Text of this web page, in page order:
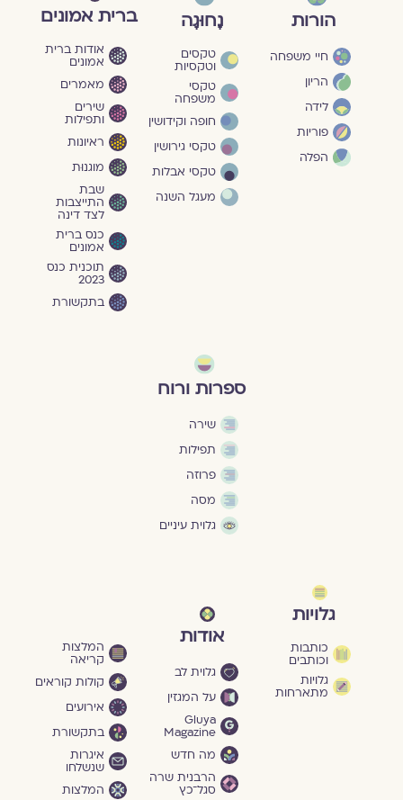
הורות
חיי משפחה
הריון
לידה
פוריות
הפלה
נָחוּגָה
טקסים
וטקסיות
טקסי
משפחה
חופה וקידושין
טקסי גירושין
טקסי אבלות
מעגל השנה
ברית אמונים
אודות ברית
אמונים
מאמרים
שירים
ותפילות
ראיונות
מוגנוּת
שבת
התייצבות
לצד דינה
כנס ברית
אמונים
תוכנית כנס
2023
בתקשורת
ספרות ורוח
שירה
תפילות
פרוזה
מסה
גלוית עיניים
גלויות
כותבות
וכותבים
גלויות
מתארחות
אודות
גלוית לב
על המגזין
Gluya
Magazine
מה חדש
הרבנית שרה
סגל־כץ
המלצות
קריאה
קולות קוראים
אירועים
בתקשורת
איגרות
שנשלחו
המלצות